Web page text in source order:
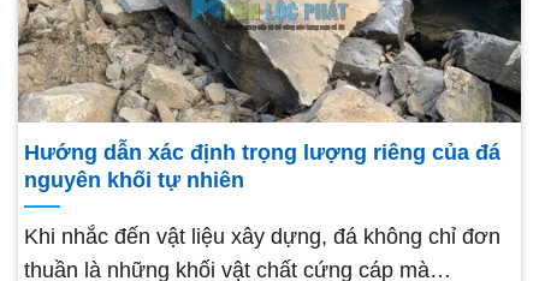
Hướng dẫn xác định trọng lượng riêng của đá
nguyên khối tự nhiên
Khi nhắc đến vật liệu xây dựng, đá không chỉ đơn
thuần là những khối vật chất cứng cáp mà…